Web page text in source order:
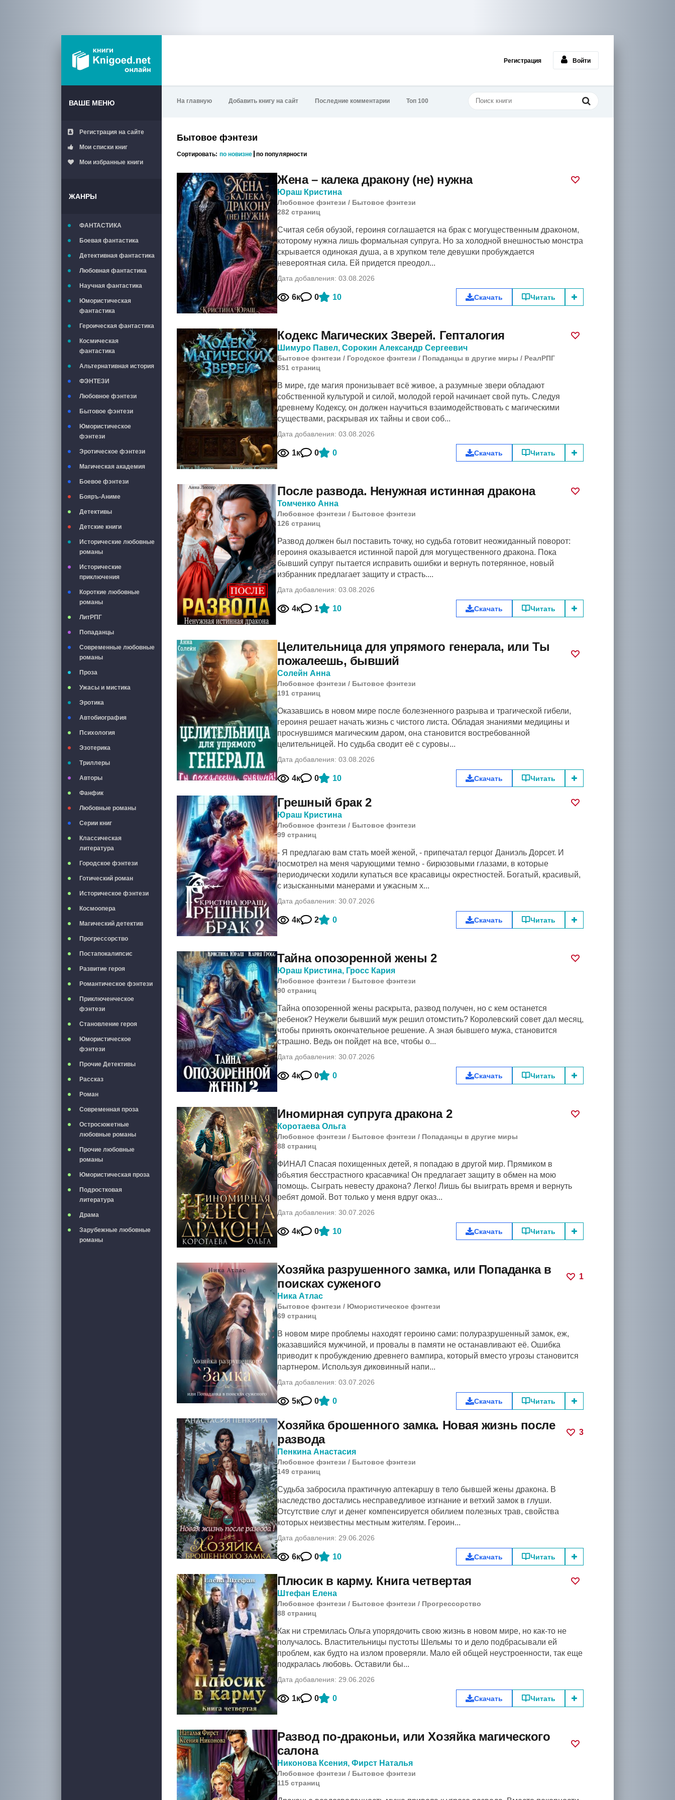
Регистрация Войти
ВАШЕ МЕНЮ
Регистрация на сайте
Мои списки книг
Мои избранные книги
ЖАНРЫ
ФАНТАСТИКА
Боевая фантастика
Детективная фантастика
Любовная фантастика
Научная фантастика
Юмористическая
фантастика
Героическая фантастика
Космическая
фантастика
Альтернативная история
ФЭНТЕЗИ
Любовное фэнтези
Бытовое фэнтези
Юмористическое
фэнтези
Эротическое фэнтези
Магическая академия
Боевое фэнтези
Бояръ-Аниме
Детективы
Детские книги
Исторические любовные
романы
Исторические
приключения
Короткие любовные
романы
ЛитРПГ
Попаданцы
Современные любовные
романы
Проза
Ужасы и мистика
Эротика
Автобиография
Психология
Эзотерика
Триллеры
Авторы
Фанфик
Любовные романы
Серии книг
Классическая
литература
Городское фэнтези
Готический роман
Историческое фэнтези
Космоопера
Магический детектив
Прогрессорство
Постапокалипсис
Развитие героя
Романтическое фэнтези
Приключенческое
фэнтези
Становление героя
Юмористическое
фэнтези
Прочие Детективы
Рассказ
Роман
Современная проза
Остросюжетные
любовные романы
Прочие любовные
романы
Юмористическая проза
Подростковая
литература
Драма
Зарубежные любовные
романы
На главную Добавить книгу на сайт Последние комментарии Топ 100
Бытовое фэнтези
Сортировать: по новизне по популярности
Жена – калека дракону (не) нужна
Юраш Кристина
Любовное фэнтези / Бытовое фэнтези
282 cтраниц
Считая себя обузой, героиня соглашается на брак с могущественным драконом,
которому нужна лишь формальная супруга. Но за холодной внешностью монстра
скрывается одинокая душа, а в хрупком теле девушки пробуждается
невероятная сила. Ей придется преодол...
Дата добавления: 03.08.2026
6к 0 10 Скачать Читать
Кодекс Магических Зверей. Гепталогия
Шимуро Павел, Сорокин Александр Сергеевич
Бытовое фэнтези / Городское фэнтези / Попаданцы в другие миры / РеалРПГ
851 cтраниц
В мире, где магия пронизывает всё живое, а разумные звери обладают
собственной культурой и силой, молодой герой начинает свой путь. Следуя
древнему Кодексу, он должен научиться взаимодействовать с магическими
существами, раскрывая их тайны и свои соб...
Дата добавления: 03.08.2026
1к 0 0 Скачать Читать
После развода. Ненужная истинная дракона
Томченко Анна
Любовное фэнтези / Бытовое фэнтези
126 cтраниц
Развод должен был поставить точку, но судьба готовит неожиданный поворот:
героиня оказывается истинной парой для могущественного дракона. Пока
бывший супруг пытается исправить ошибки и вернуть потерянное, новый
избранник предлагает защиту и страсть....
Дата добавления: 03.08.2026
4к 1 10 Скачать Читать
Целительница для упрямого генерала, или Ты
пожалеешь, бывший
Солейн Анна
Любовное фэнтези / Бытовое фэнтези
191 cтраниц
Оказавшись в новом мире после болезненного разрыва и трагической гибели,
героиня решает начать жизнь с чистого листа. Обладая знаниями медицины и
проснувшимся магическим даром, она становится востребованной
целительницей. Но судьба сводит её с суровы...
Дата добавления: 03.08.2026
4к 0 10 Скачать Читать
Грешный брак 2
Юраш Кристина
Любовное фэнтези / Бытовое фэнтези
99 cтраниц
- Я предлагаю вам стать моей женой, - припечатал герцог Даниэль Дорсет. И
посмотрел на меня чарующими темно - бирюзовыми глазами, в которые
периодически ходили купаться все красавицы окрестностей. Богатый, красивый,
с изысканными манерами и ужасным х...
Дата добавления: 30.07.2026
4к 2 0 Скачать Читать
Тайна опозоренной жены 2
Юраш Кристина, Гросс Кария
Любовное фэнтези / Бытовое фэнтези
90 cтраниц
Тайна опозоренной жены раскрыта, развод получен, но с кем останется
ребенок? Неужели бывший муж решил отомстить? Королевский совет дал месяц,
чтобы принять окончательное решение. А зная бывшего мужа, становится
страшно. Ведь он пойдет на все, чтобы о...
Дата добавления: 30.07.2026
4к 0 0 Скачать Читать
Иномирная супруга дракона 2
Коротаева Ольга
Любовное фэнтези / Бытовое фэнтези / Попаданцы в другие миры
88 cтраниц
ФИНАЛ Спасая похищенных детей, я попадаю в другой мир. Прямиком в
объятия бесстрастного красавчика! Он предлагает защиту в обмен на мою
помощь. Сыграть невесту дракона? Легко! Лишь бы выиграть время и вернуть
ребят домой. Вот только у меня вдруг оказ...
Дата добавления: 30.07.2026
4к 0 10 Скачать Читать
Хозяйка разрушенного замка, или Попаданка в
поисках суженого
1
Ника Атлас
Бытовое фэнтези / Юмористическое фэнтези
69 cтраниц
В новом мире проблемы находят героиню сами: полуразрушенный замок, еж,
оказавшийся мужчиной, и провалы в памяти не останавливают её. Ошибка
приводит к пробуждению древнего вампира, который вместо угрозы становится
партнером. Используя диковинный напи...
Дата добавления: 03.07.2026
5к 0 0 Скачать Читать
Хозяйка брошенного замка. Новая жизнь после
развода
3
Пенкина Анастасия
Любовное фэнтези / Бытовое фэнтези
149 cтраниц
Судьба забросила практичную аптекаршу в тело бывшей жены дракона. В
наследство достались несправедливое изгнание и ветхий замок в глуши.
Отсутствие слуг и денег компенсируется обилием полезных трав, свойства
которых неизвестны местным жителям. Героин...
Дата добавления: 29.06.2026
6к 0 10 Скачать Читать
Плюсик в карму. Книга четвертая
Штефан Елена
Любовное фэнтези / Бытовое фэнтези / Прогрессорство
88 cтраниц
Как ни стремилась Ольга упорядочить свою жизнь в новом мире, но как-то не
получалось. Властительницы пустоты Шельмы то и дело подбрасывали ей
проблем, как будто на излом проверяли. Мало ей общей неустроенности, так еще
подкралась любовь. Оставили бы...
Дата добавления: 29.06.2026
1к 0 0 Скачать Читать
Развод по-драконьи, или Хозяйка магического
салона
Никонова Ксения, Фирст Наталья
Любовное фэнтези / Бытовое фэнтези
115 cтраниц